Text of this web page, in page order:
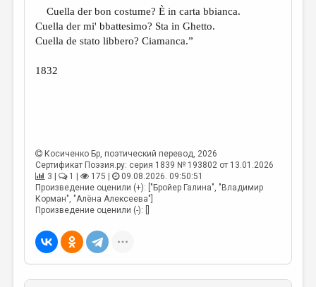
Cuella der bon costume? È in carta bbianca.
Cuella der mi' bbattesimo? Sta in Ghetto.
Cuella de stato libbero? Ciamanca.”
1832
Косиченко Бр, поэтический перевод, 2026
Сертификат Поэзия.ру: серия 1839 № 193802 от 13.01.2026
3 |
1 | 175 |
09.08.2026. 09:50:51
Произведение оценили (+): ["Бройер Галина", "Владимир
Корман", "Алёна Алексеева"]
Произведение оценили (-): []